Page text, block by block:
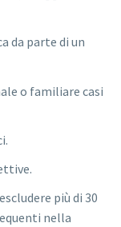
da parte di un
o familiare casi
più di 30
nella